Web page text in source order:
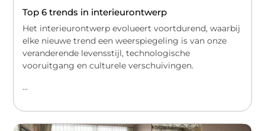
Top 6 trends in interieurontwerp
Het interieurontwerp evolueert voortdurend, waarbij
elke nieuwe trend een weerspiegeling is van onze
veranderende levensstijl, technologische
vooruitgang en culturele verschuivingen.
...